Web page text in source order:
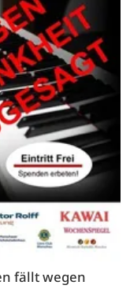
fällt wegen